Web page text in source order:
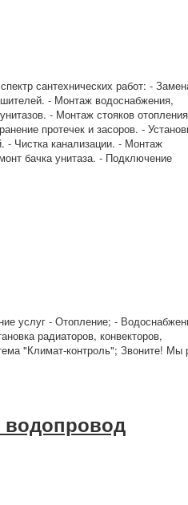
сантехнических работ: -
- Монтаж водоснабжения,
- Монтаж стояков
протечек и засоров. -
- Чистка канализации. - Монтаж
бачка унитаза. - Подключение
услуг - Отопление; -
радиаторов, конвекторов,
"Климат-контроль"; Звоните! Мы
водопровод